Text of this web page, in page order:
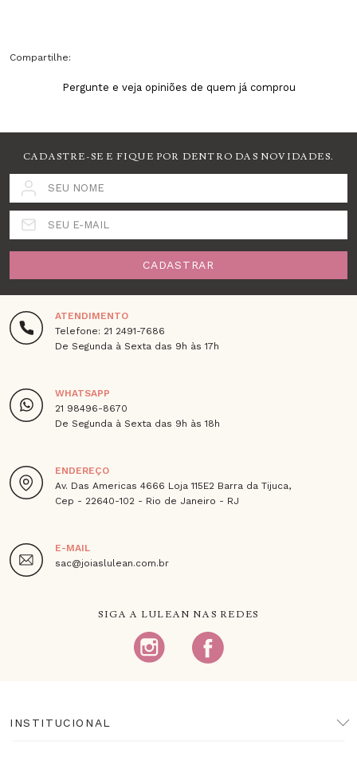
Compartilhe:
Pergunte e veja opiniões de quem já comprou
CADASTRE-SE E FIQUE POR DENTRO DAS NOVIDADES.
SEU NOME
SEU E-MAIL
CADASTRAR
ATENDIMENTO
Telefone: 21 2491-7686
De Segunda à Sexta das 9h às 17h
WHATSAPP
21 98496-8670
De Segunda à Sexta das 9h às 18h
ENDEREÇO
Av. Das Americas 4666 Loja 115E2 Barra da Tijuca,
Cep - 22640-102 - Rio de Janeiro - RJ
E-MAIL
sac@joiaslulean.com.br
SIGA A LULEAN NAS REDES
INSTITUCIONAL